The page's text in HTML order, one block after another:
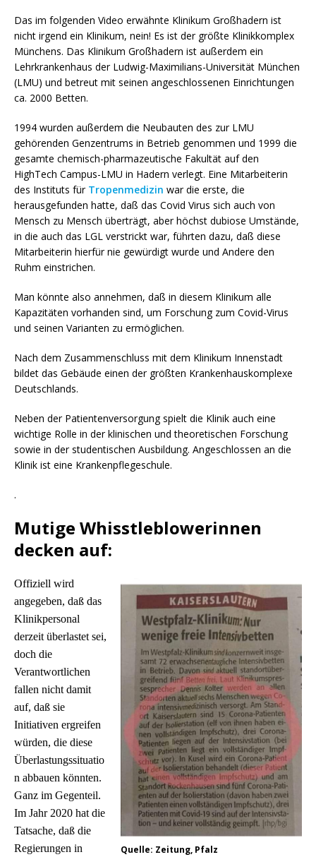
Das im folgenden Video erwähnte Klinikum Großhadern ist
nicht irgend ein Klinikum, nein! Es ist der größte Klinikkomplex
Münchens. Das Klinikum Großhadern ist außerdem ein
Lehrkrankenhaus der Ludwig-Maximilians-Universität München
(LMU) und betreut mit seinen angeschlossenen Einrichtungen
ca. 2000 Betten.
1994 wurden außerdem die Neubauten des zur LMU
gehörenden Genzentrums in Betrieb genommen und 1999 die
gesamte chemisch-pharmazeutische Fakultät auf den
HighTech Campus-LMU in Hadern verlegt. Eine Mitarbeiterin
des Instituts für Tropenmedizin war die erste, die
herausgefunden hatte, daß das Covid Virus sich auch von
Mensch zu Mensch überträgt, aber höchst dubiose Umstände,
in die auch das LGL verstrickt war, führten dazu, daß diese
Mitarbeiterin hierfür nie gewürdigt wurde und Andere den
Ruhm einstrichen.
Man könnte also annehmen, daß in diesem Klinikum alle
Kapazitäten vorhanden sind, um Forschung zum Covid-Virus
und seinen Varianten zu ermöglichen.
Nach dem Zusammenschluss mit dem Klinikum Innenstadt
bildet das Gebäude einen der größten Krankenhauskomplexe
Deutschlands.
Neben der Patientenversorgung spielt die Klinik auch eine
wichtige Rolle in der klinischen und theoretischen Forschung
sowie in der studentischen Ausbildung. Angeschlossen an die
Klinik ist eine Krankenpflegeschule.
.
Mutige Whisstleblowerinnen
decken auf:
Quelle: Zeitung, Pfalz
Offiziell wird
angegeben, daß das
Klinikpersonal
derzeit überlastet sei,
doch die
Verantwortlichen
fallen nicht damit
auf, daß sie
Initiativen ergreifen
würden, die diese
Überlastungssituatio
n abbauen könnten.
Ganz im Gegenteil.
Im Jahr 2020 hat die
Tatsache, daß die
Regierungen in